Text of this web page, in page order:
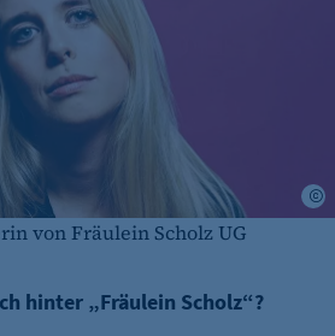
von Fräulein Scholz UG
hinter „Fräulein Scholz“?